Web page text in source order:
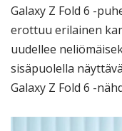
Galaxy Z Fold 6 -
erottuu erilainen
uudellee
sisäpuolella
Galaxy Z Fold 6 -